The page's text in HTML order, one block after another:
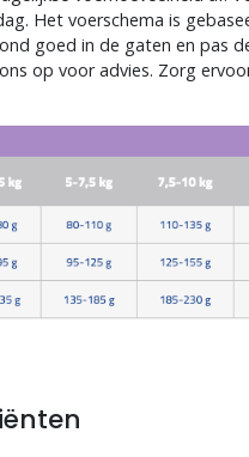
Het voerschema is
goed in de gaten en pas
op voor advies. Zorg